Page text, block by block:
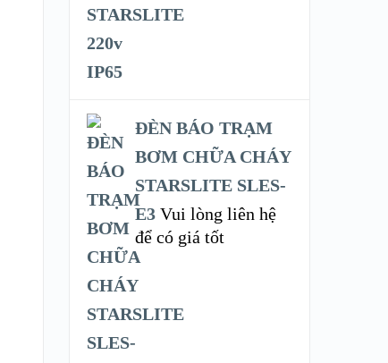
ĐÈN BÁO TRẠM
BƠM CHỮA CHÁY
STARSLITE SLES-
E3 Vui lòng liên hệ
để có giá tốt